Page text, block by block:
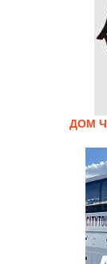
ДОМ